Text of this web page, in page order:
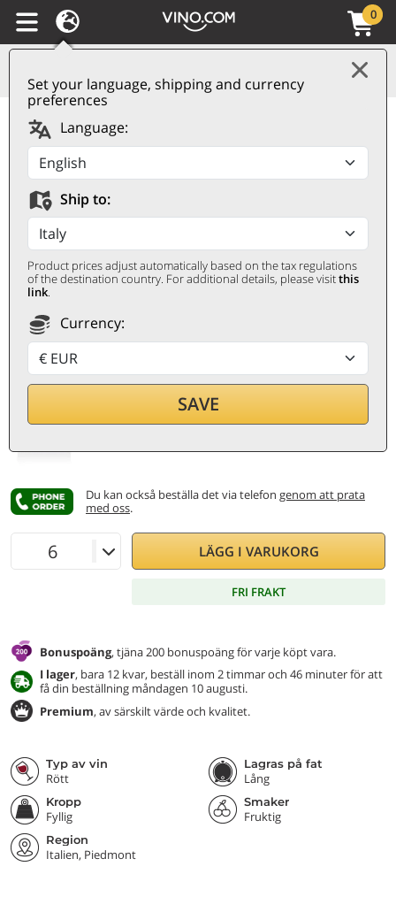
Set your language, shipping and currency
preferences
Language:
Ship to:
Product prices adjust automatically based on the tax regulations
of the destination country. For additional details, please visitthis
link.
Currency:
SAVE
0
Barolo DOCG Riserva
2017 Ricossa
RICOSSA
0,75 ℓ
40,30€
Du kan också beställa det via telefon genom att prata
med oss.
LÄGG I VARUKORG
FRI FRAKT
Bonuspoäng, tjäna 200 bonuspoäng för varje köpt vara.
I lager, bara 12 kvar, beställ inom 2 timmar och 46 minuter för att
få din beställning måndagen 10 augusti.
Premium, av särskilt värde och kvalitet.
Typ av vin
Rött
Lagras på fat
Lång
Kropp
Fyllig
Smaker
Fruktig
Region
Italien, Piedmont